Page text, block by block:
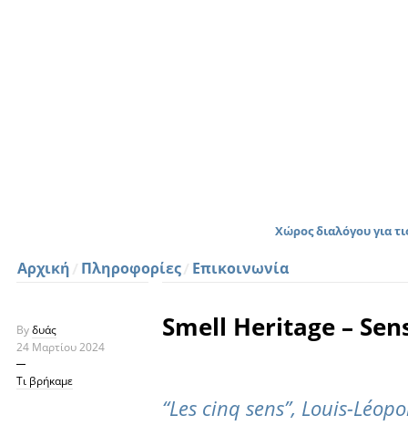
Χώρος διαλόγου για
Αρχική Πληροφορίες Επικοινωνία
Byδυάς
24 Μαρτίου 2024
Τι βρήκαμε
Smell Heritage –
“Les cinq sens”, Louis-